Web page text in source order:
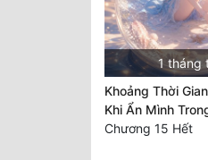
1 tháng
Khoảng Thời
Khi Ẩn Mình
Chương 15 Hết